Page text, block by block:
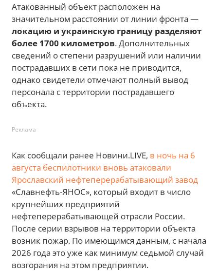
Атакованный объект расположен на
значительном расстоянии от линии фронта —
локацию и украинскую границу разделяют
более 1700 километров. Дополнительных
сведений о степени разрушений или наличии
пострадавших в сети пока не приводится,
однако свидетели отмечают полный вывод
персонала с территории пострадавшего
объекта.
Реклама
Как сообщали ранее Новини.LIVE, в ночь на 6
августа беспилотники вновь атаковали
Ярославский нефтеперерабатывающий завод
«Славнефть-ЯНОС», который входит в число
крупнейших предприятий
нефтеперерабатывающей отрасли России.
После серии взрывов на территории объекта
возник пожар. По имеющимся данным, с начала
2026 года это уже как минимум седьмой случай
возгорания на этом предприятии.